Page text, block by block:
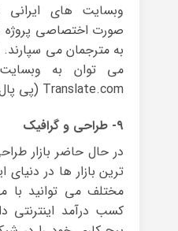
وبسایت های
صورت اختصاصی پروژه
به مترجمان می
می توان به
Translate.com (پی پال) اشاره کرد.
۹- طراحی و گرافیک
در حال حاضر بازار
ترین بازار ها در
مختلف می توانید با
کسب درآمد اینترنتی